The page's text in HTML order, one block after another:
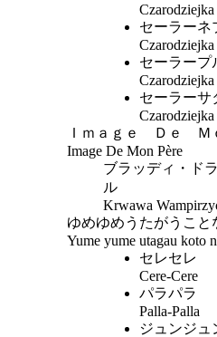
Czarodziejka
セーラーネ
セーラープ
Czarodziejka
セーラーサ
Czarodziejka
Ｉｍａｇｅ Ｄｅ Ｍ
Image De Mon Père
ブラッディ・ド
ル
Krwawa
ゆめゆめうたがうこと
Yume yume utagau koto
セレセレ
Cere-Cere
パラパラ
Palla-Palla
ジュンジュ